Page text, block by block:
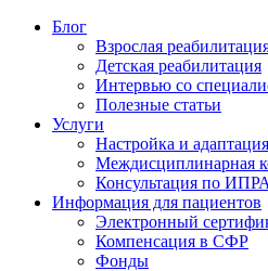
Блог
Взрослая
Детская реабилитация
Интервью со
Полезные статьи
Услуги
Настройка и
Междисциплинарная
Консультация по ИПРА
Информация для пациентов
Электронный
Компенсация в СФР
Фонды